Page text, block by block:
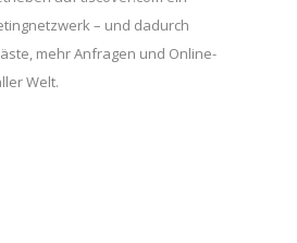
– und dadurch
mehr Anfragen und Online-
Welt.